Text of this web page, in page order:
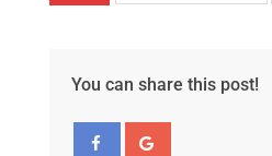
You can share this post!